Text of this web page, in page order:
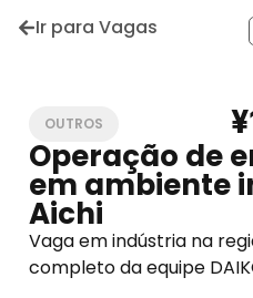
Ir para Vagas
OUTROS
Operação de
em ambiente
Aichi
Vaga em indústria na
completo da equipe